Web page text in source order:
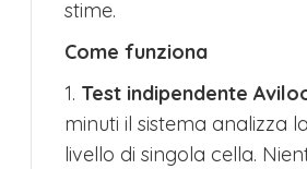
stime.
Come funziona
1. Test indipendente
minuti il sistema analizza
livello di singola cella.